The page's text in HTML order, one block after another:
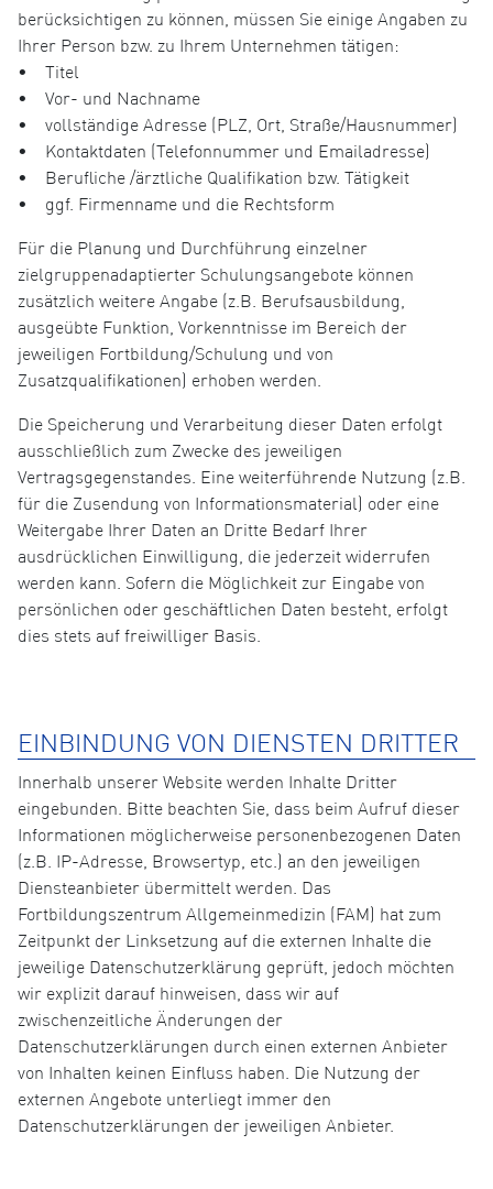
berücksichtigen zu können, müssen Sie einige Angaben zu
Ihrer Person bzw. zu Ihrem Unternehmen tätigen:
• Titel
• Vor- und Nachname
• vollständige Adresse (PLZ, Ort, Straße/Hausnummer)
• Kontaktdaten (Telefonnummer und Emailadresse)
• Berufliche /ärztliche Qualifikation bzw. Tätigkeit
• ggf. Firmenname und die Rechtsform
Für die Planung und Durchführung einzelner
zielgruppenadaptierter Schulungsangebote können
zusätzlich weitere Angabe (z.B. Berufsausbildung,
ausgeübte Funktion, Vorkenntnisse im Bereich der
jeweiligen Fortbildung/Schulung und von
Zusatzqualifikationen) erhoben werden.
Die Speicherung und Verarbeitung dieser Daten erfolgt
ausschließlich zum Zwecke des jeweiligen
Vertragsgegenstandes. Eine weiterführende Nutzung (z.B.
für die Zusendung von Informationsmaterial) oder eine
Weitergabe Ihrer Daten an Dritte Bedarf Ihrer
ausdrücklichen Einwilligung, die jederzeit widerrufen
werden kann. Sofern die Möglichkeit zur Eingabe von
persönlichen oder geschäftlichen Daten besteht, erfolgt
dies stets auf freiwilliger Basis.
EINBINDUNG VON DIENSTEN DRITTER
Innerhalb unserer Website werden Inhalte Dritter
eingebunden. Bitte beachten Sie, dass beim Aufruf dieser
Informationen möglicherweise personenbezogenen Daten
(z.B. IP-Adresse, Browsertyp, etc.) an den jeweiligen
Diensteanbieter übermittelt werden. Das
Fortbildungszentrum Allgemeinmedizin (FAM) hat zum
Zeitpunkt der Linksetzung auf die externen Inhalte die
jeweilige Datenschutzerklärung geprüft, jedoch möchten
wir explizit darauf hinweisen, dass wir auf
zwischenzeitliche Änderungen der
Datenschutzerklärungen durch einen externen Anbieter
von Inhalten keinen Einfluss haben. Die Nutzung der
externen Angebote unterliegt immer den
Datenschutzerklärungen der jeweiligen Anbieter.